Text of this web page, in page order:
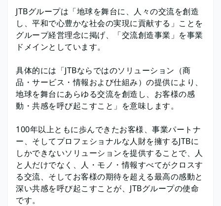
JTBグループは「地球を舞台に、人々の交流を創造
し、平和で心豊かな社会の実現に貢献する」ことを
グループ経営理念に掲げ、「交流創造事業」を事業
ドメインとしています。
具体的には「JTBならではのソリューション（商
品・サービス・情報および仕組み）の提供により、
地球を舞台にあらゆる交流を創造し、お客様の感
動・共感を呼び起こすこと」を意味します。
100年以上ともに歩んできたお客様、事業パートナ
ー、そしてプロフェショナルな人財を擁するJTBに
しかできないソリューションを提供することで、人
と人だけでなく、人・モノ・情報すべてがクロスす
る交流、そしてお客様の期待を超える最高の感動と
深い共感を呼び起こすことが、JTBグループの使命
です。